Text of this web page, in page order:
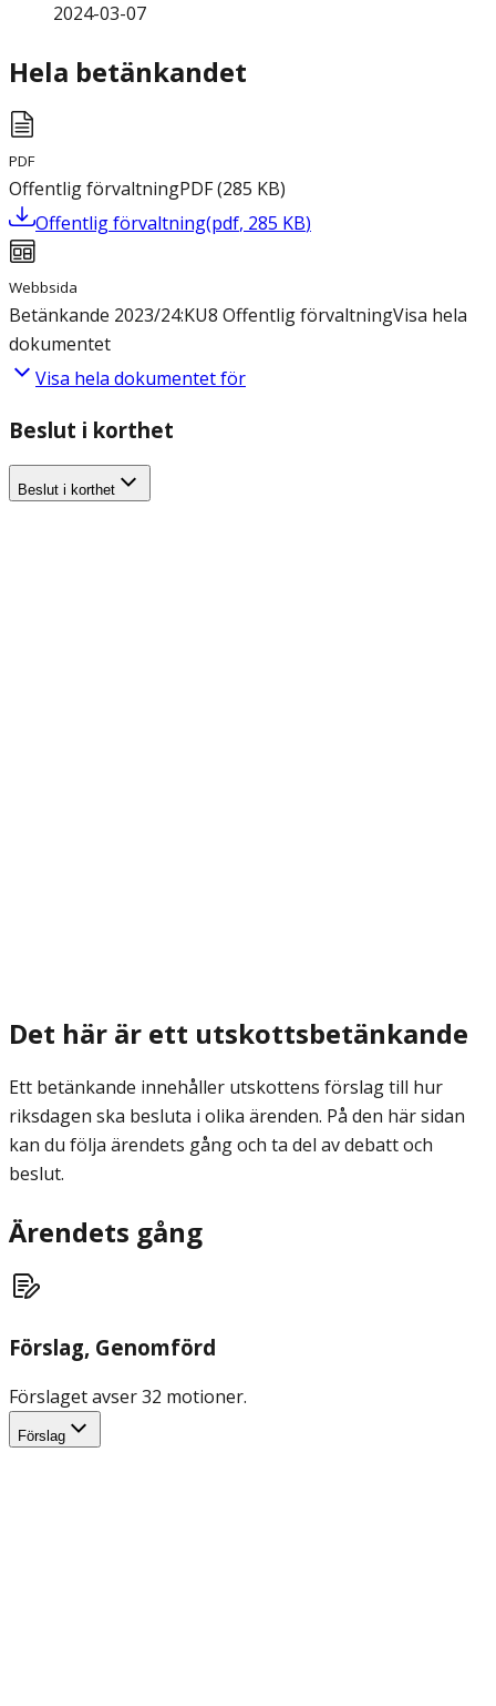
2024-03-07
Hela betänkandet
PDF
Offentlig förvaltningPDF(285 KB)
Offentlig förvaltning(pdf, 285 KB)
Webbsida
Betänkande 2023/24:KU8 Offentlig förvaltningVisa hela
dokumentet
Visa hela dokumentet för
Beslut i korthet
Beslut i korthet
Det här är ett utskottsbetänkande
Ett betänkande innehåller utskottens förslag till hur
riksdagen ska besluta i olika ärenden. På den här sidan
kan du följa ärendets gång och ta del av debatt och
beslut.
Ärendets gång
Förslag, Genomförd
Förslaget avser 32 motioner.
Förslag